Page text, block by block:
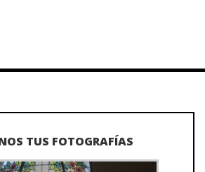
TUS FOTOGRAFÍAS